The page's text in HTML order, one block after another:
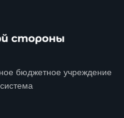
бюджетное учреждение